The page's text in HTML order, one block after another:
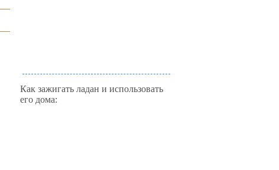
Как зажигать ладан и использовать
его дома: